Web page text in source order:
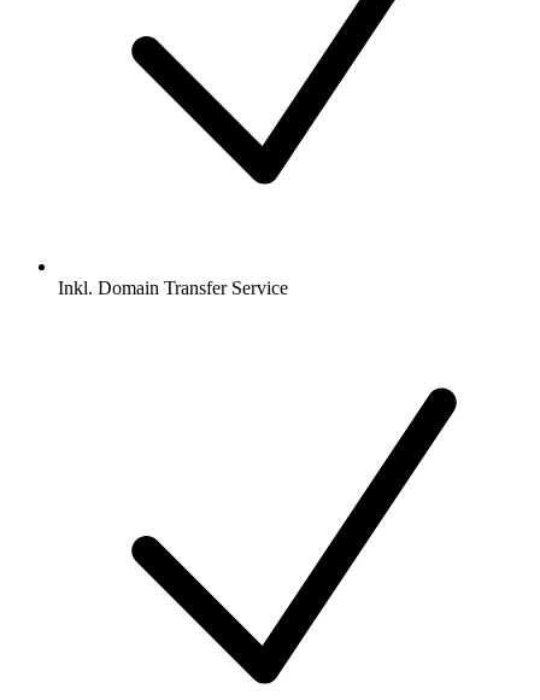
Inkl. Domain Transfer Service